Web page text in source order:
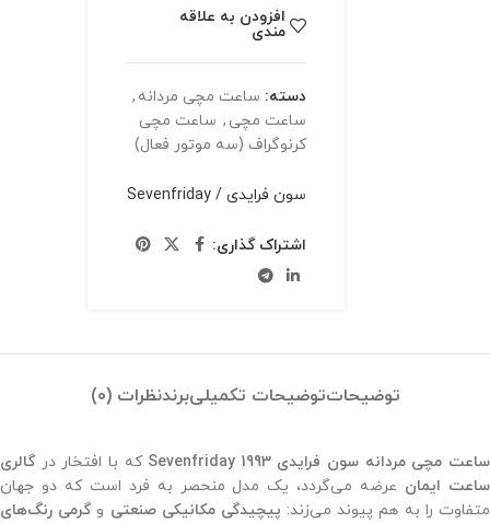
افزودن به علاقه
مندی
دسته: ساعت مچی مردانه ,
ساعت مچی , ساعت مچی
کرنوگراف (سه موتور فعال)
سون فرایدی / Sevenfriday
اشتراک گذاری:
توضیحاتتوضیحات تکمیلیبرندنظرات (0)
ساعت مچی مردانه سون فرایدی 1993 Sevenfriday که با افتخار درگالری
ساعت ایمان عرضه می‌گردد، یک مدل منحصر به فرد است که دو جهان
متفاوت را به هم پیوند می‌زند: پیچیدگی مکانیکی صنعتی وگرمی رنگ‌های